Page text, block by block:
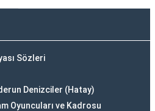
Sözleri
Denizciler (Hatay)
Oyuncuları ve Kadrosu